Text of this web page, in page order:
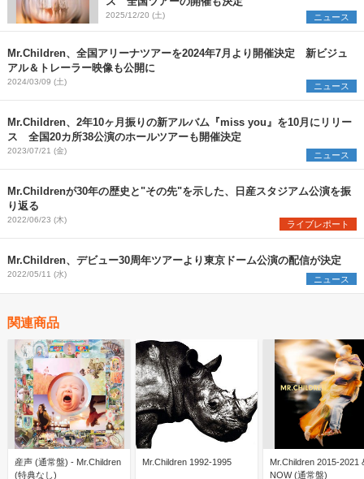
2025/12/20 (土) ニュース
Mr.Children、全国アリーナツアーを2024年7月より開催決定 新ビジュ
アル＆トレーラー映像も公開に
2024/03/09 (土) ニュース
Mr.Children、2年10ヶ月振りの新アルバム『miss you』を10月にリリー
ス 全国20カ所38公演のホールツアーも開催決定
2023/07/21 (金) ニュース
Mr.Childrenが30年の歴史と"その先"を示した、日産スタジアム公演を振
り返る
2022/06/23 (木) ライブレポート
Mr.Children、デビュー30周年ツアーより東京ドーム公演の配信が決定
2022/05/11 (水) ニュース
関連商品
産声 (通常盤) - Mr.Children
(特典なし)
Mr.Children 1992-1995
Mr.Children 2015-2021
NOW (通常盤)